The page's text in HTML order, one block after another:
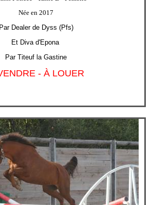
Née en 2017
Par Dealer de Dyss (Pfs)
Et Diva d'Epona
Par Titeuf la Gastine
- À LOUER